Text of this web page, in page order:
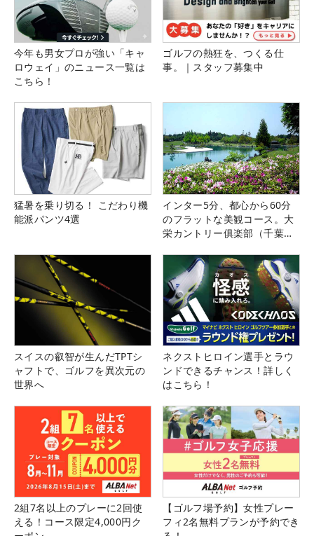
今年も男女プロが強い「キャ
ロウェイ」のニュース一覧は
こちら！
ゴルフの熱狂を、つくる仕
事。｜スタッフ募集中
猛暑を乗り切る！ こだわり機
能派パンツ4選
インター5分、都心から60分
のフラットな美観コース。大
栄カントリー俱楽部（千葉
スイスの叡智が生んだTPTシ
ャフトで、ゴルフを異次元の
世界へ
ネクストヒロイン選手とラウ
ンドできるチャンス！詳しく
はこちら！
2組7名以上のプレーに2回使
える！コース限定4,000円ク
【ゴルフ場予約】女性プレー
フィ2名無料プランが予約でき